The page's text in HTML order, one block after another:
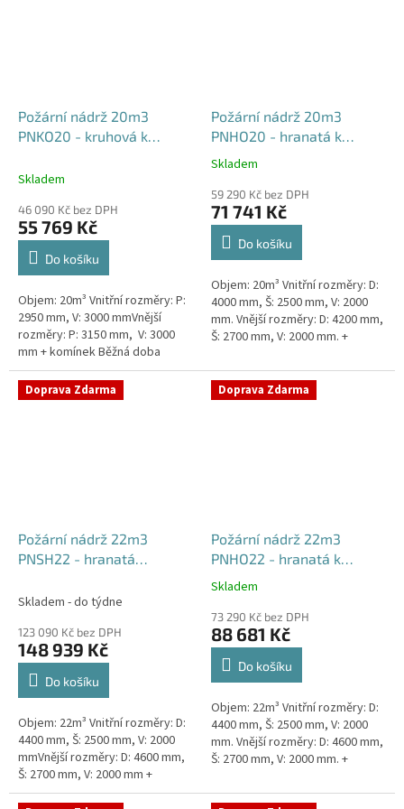
Požární nádrž 20m3
PNKO20 - kruhová k
Skladem
46 090 Kč bez DPH
55 769 Kč
Do košíku
Objem: 20m³ Vnitřní rozměry: P:
2950 mm, V: 3000 mmVnější
rozměry: P: 3150 mm, V: 3000
mm + komínek Běžná doba
dodání 2-3 týdny od objednávky.
Rozměry nádrže možno...
Požární nádrž 20m3
PNHO20 - hranatá k
obetonování
Průměrné
produktu
je
5,0
hvězdiček.
Skladem
59 290 Kč bez DPH
71 741 Kč
Do košíku
Objem: 20m³ Vnitřní rozměry: D:
4000 mm, Š: 2500 mm, V: 2000
mm. Vnější rozměry: D: 4200 mm,
Š: 2700 mm, V: 2000 mm. +
týdny od objednávky....
Doprava Zdarma
Požární nádrž 22m3
PNSH22 - hranatá
Skladem - do týdne
123 090 Kč bez DPH
148 939 Kč
Do košíku
Objem: 22m³ Vnitřní rozměry: D:
4400 mm, Š: 2500 mm, V: 2000
mmVnější rozměry: D: 4600 mm,
Š: 2700 mm, V: 2000 mm +
komínek Běžná doba dodání 2-3
Doprava Zdarma
Požární nádrž 22m3
PNHO22 - hranatá k
obetonování
Průměrné
produktu
je
5,0
hvězdiček.
Skladem
73 290 Kč bez DPH
88 681 Kč
Do košíku
Objem: 22m³ Vnitřní rozměry: D:
4400 mm, Š: 2500 mm, V: 2000
mm. Vnější rozměry: D: 4600 mm,
Š: 2700 mm, V: 2000 mm. +
týdny od objednávky....